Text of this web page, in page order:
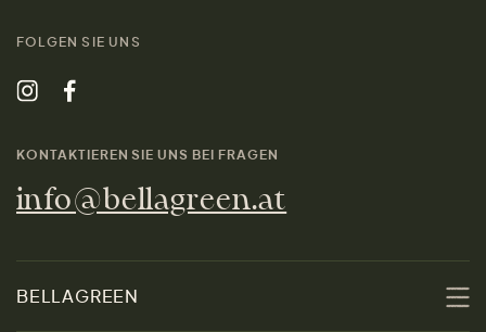
FOLGEN SIE UNS
KONTAKTIEREN SIE UNS BEI FRAGEN
info@bellagreen.at
BELLAGREEN